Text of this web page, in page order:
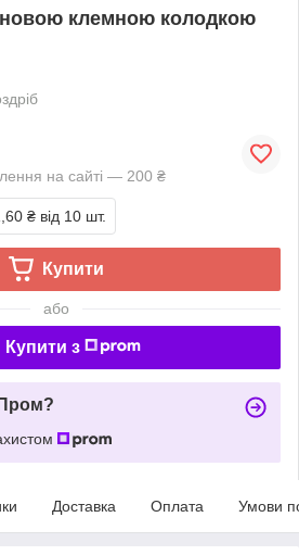
клемною колодкою
на сайті — 200 ₴
₴ від 10 шт.
Купити
або
Купити з
Доставка Оплата Умови